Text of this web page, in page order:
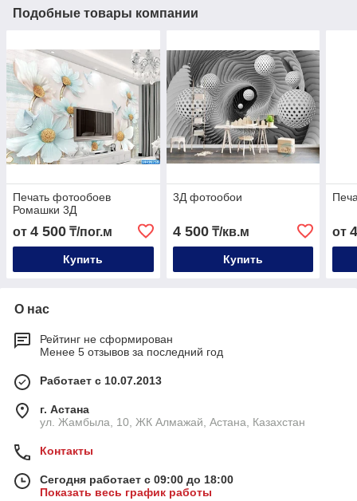
Подобные товары компании
Печать фотообоев
Ромашки 3Д
от 4 500 ₸/пог.м
Купить
3Д фотообои
4 500₸/кв.м
Купить
от
О нас
Рейтинг не сформирован
Менее 5 отзывов за последний год
Работает с 10.07.2013
г. Астана
ул. Жамбыла, 10, ЖК Алмажай, Астана, Казахстан
Контакты
Сегодня работает с 09:00 до 18:00
Показать весь график работы